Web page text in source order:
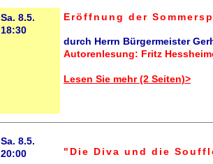
Sa. 8.5.
18:30
Eröffnung der
durch Herrn Bürgermeister
Autorenlesung: Fritz
Lesen Sie mehr (2 Seiten)>
Sa. 8.5.
20:00
"Die Diva und die